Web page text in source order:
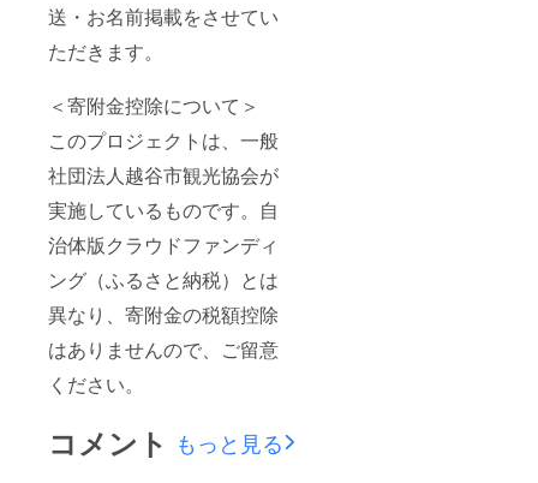
送・お名前掲載をさせてい
ただきます。
＜寄附金控除について＞
このプロジェクトは、一般
社団法人越谷市観光協会が
実施しているものです。自
治体版クラウドファンディ
ング（ふるさと納税）とは
異なり、寄附金の税額控除
はありませんので、ご留意
ください。
コメント もっと見る